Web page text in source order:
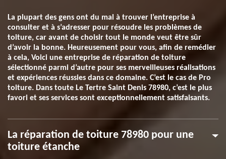
La plupart des gens ont du mal à trouver l’entreprise à
consulter et à s’adresser pour résoudre les problèmes de
toiture, car avant de choisir tout le monde veut être sûr
d’avoir la bonne. Heureusement pour vous, afin de remédier
à cela, Voici une entreprise de réparation de toiture
sélectionné parmi d’autre pour ses merveilleuses réalisations
et expériences réussies dans ce domaine. C’est le cas de Pro
toiture. Dans toute Le Tertre Saint Denis 78980, c’est le plus
favori et ses services sont exceptionnellement satisfaisants.
La réparation de toiture 78980 pour une
toiture étanche